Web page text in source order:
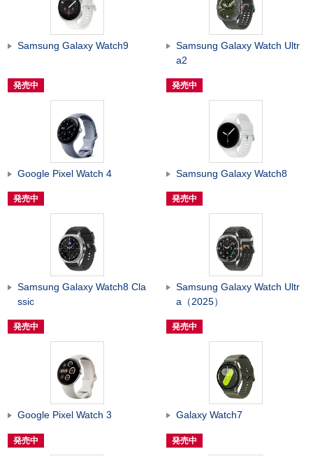
Samsung Galaxy Watch9
発売中
Samsung Galaxy Watch Ultr
a2
発売中
Google Pixel Watch 4
発売中
Samsung Galaxy Watch8
発売中
Samsung Galaxy Watch8 Cla
ssic
発売中
Samsung Galaxy Watch Ultr
a（2025）
発売中
Google Pixel Watch 3
発売中
Galaxy Watch7
発売中